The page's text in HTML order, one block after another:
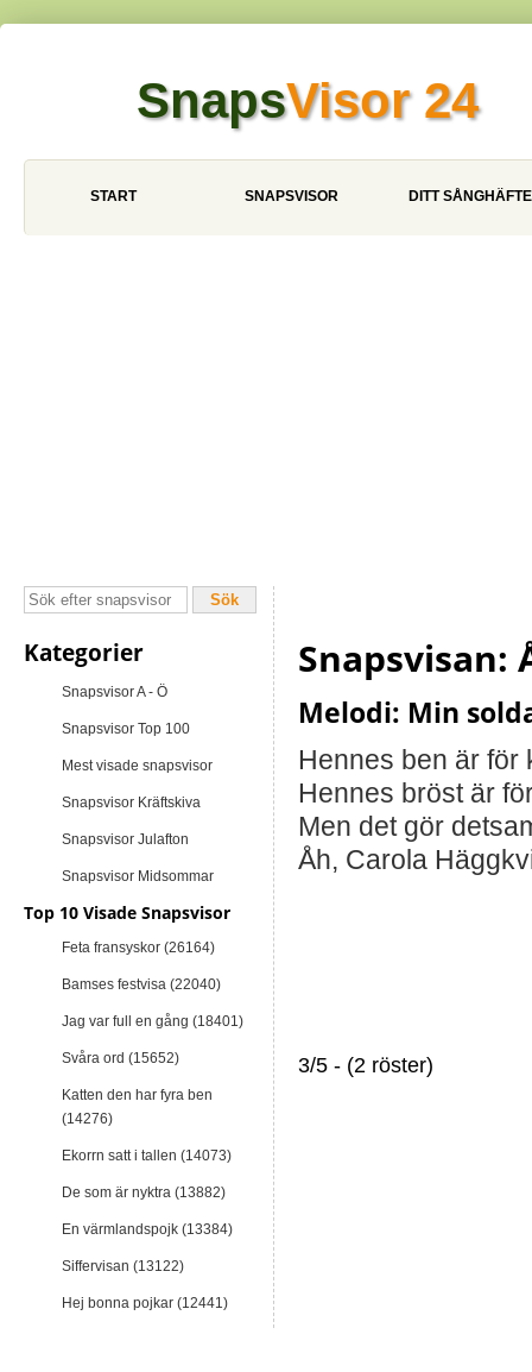
SnapsVisor 24
START SNAPSVISOR DITT SÅNGHÄFTE
Kategorier
Snapsvisor A - Ö
Snapsvisor Top 100
Mest visade snapsvisor
Snapsvisor Kräftskiva
Snapsvisor Julafton
Snapsvisor Midsommar
Top 10 Visade Snapsvisor
Feta fransyskor (26164)
Bamses festvisa (22040)
Jag var full en gång (18401)
Svåra ord (15652)
Katten den har fyra ben
(14276)
Ekorrn satt i tallen (14073)
De som är nyktra (13882)
En värmlandspojk (13384)
Siffervisan (13122)
Hej bonna pojkar (12441)
Snapsvisan:
Melodi: Min
Hennes ben är för
Hennes bröst är
Men det gör
Åh, Carola
3/5 - (2 röster)